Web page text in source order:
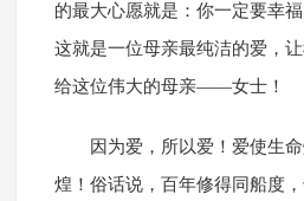
的最大心愿就是：你一定要幸
这就是一位母亲最纯洁的爱，
给这位伟大的母亲——女士！
因为爱，所以爱！爱使生
煌！俗话说，百年修得同船度